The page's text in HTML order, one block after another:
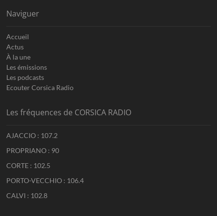
Naviguer
Accueil
Actus
À la une
Les émissions
Les podcasts
Ecouter Corsica Radio
Les fréquences de CORSICA RADIO
AJACCIO : 107.2
PROPRIANO : 90
CORTE : 102.5
PORTO-VECCHIO : 106.4
CALVI : 102.8